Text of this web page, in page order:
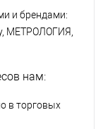
и брендами:
МЕТРОЛОГИЯ,
нам:
в торговых